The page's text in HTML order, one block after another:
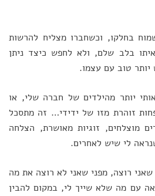
בחלקו, וכשחברו מצליח להרשות
בלב שלם, ולא לחפש כיצד ניתן
טוב עם עצמו.
יותר מהילדים של חברה שלי, או
זוהרת מזו של ידידי… זה מתסכל
מוצלחים, זוגיות מאושרת, הצלחה
לי שיש לאחרים.
רוצה, מפני שאני לא רוצה את מה
עם מה שלא שייך לי, במקום להבין